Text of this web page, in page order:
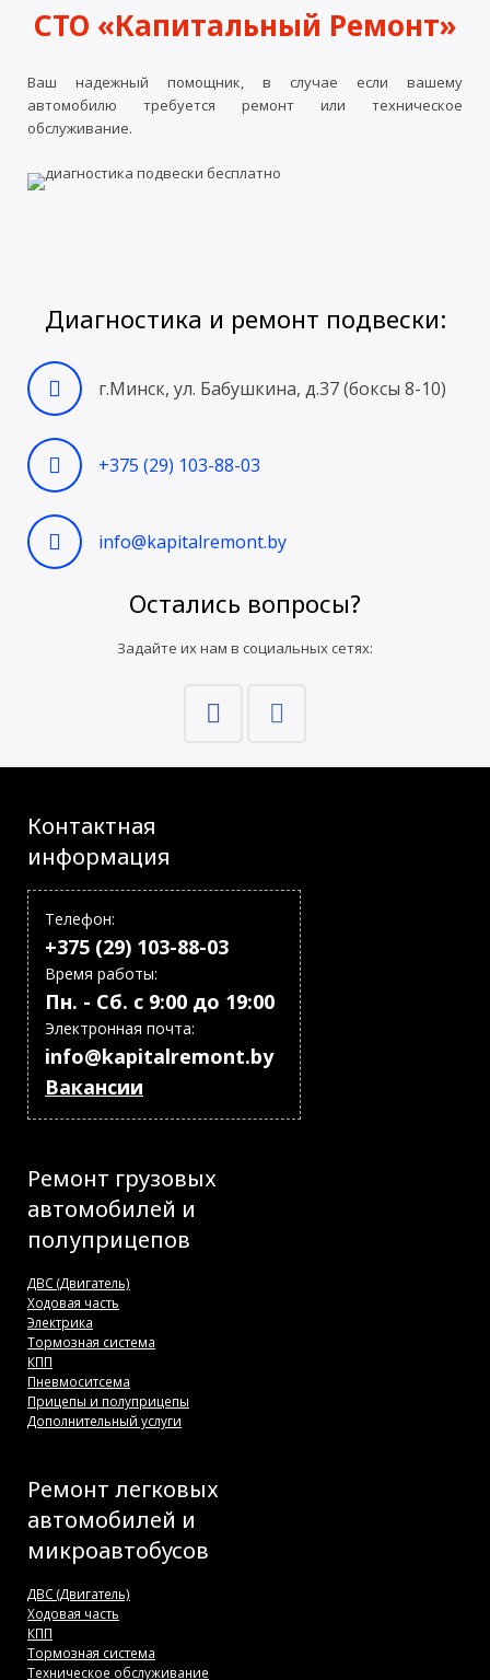
СТО «Капитальный Ремонт»
Ваш надежный помощник, в случае если вашему
автомобилю требуется ремонт или техническое
обслуживание.
Диагностика и ремонт подвески:
г.Минск, ул. Бабушкина, д.37 (боксы 8-10)
+375 (29) 103-88-03
info@kapitalremont.by
Остались вопросы?
Задайте их нам в социальных сетях:
Контактная
информация
Телефон:
+375 (29) 103-88-03
Время работы:
Пн. - Сб. с 9:00 до 19:00
Электронная почта:
info@kapitalremont.by
Вакансии
Ремонт грузовых
автомобилей и
полуприцепов
ДВС (Двигатель)
Ходовая часть
Электрика
Тормозная система
КПП
Пневмоситсема
Прицепы и полуприцепы
Дополнительный услуги
Ремонт легковых
автомобилей и
микроавтобусов
ДВС (Двигатель)
Ходовая часть
КПП
Тормозная система
Техническое обслуживание